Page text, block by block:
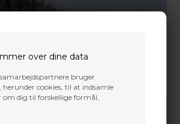
over dine data
bruger
herunder cookies, til at indsamle
om dig til forskellige formål,